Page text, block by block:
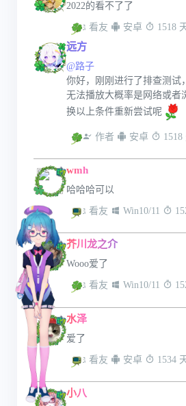
2022的看不了了
看友 安卓 1518
远方
@路子
你好，刚刚进行了排查测试
无法播放大概率是网络或者
换以上条件重新尝试呢
作者 安卓 1518
wmh
哈哈哈可以
看友 Win10/11
芥川龙之介
Wooo爱了
看友 Win10/11
水泽
爱了
看友 安卓 1534
小八